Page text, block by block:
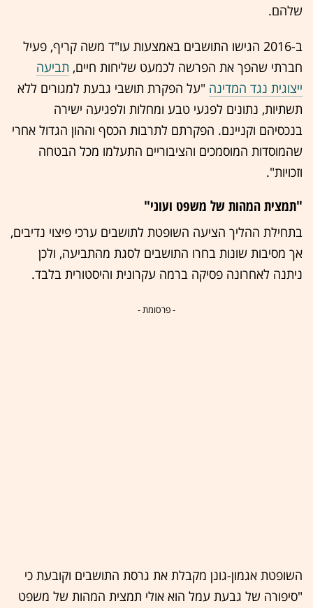
שלהם.
ב-2016 הגישו התושבים באמצעות עו"ד משה קריף, פעיל
חברתי שהפך את הפרשה לכמעט שליחות חיים, תביעה
ייצוגית נגד המדינה "על הפקרת תושבי גבעת למגורים ללא
תשתיות, נתונים לפגעי טבע ומחלות ולפגיעה ישירה
בנכסיהם וקניינם. הפקרתם לתרבות הכסף וההון הגדול אחרי
שהמוסדות המוסמכים והציבוריים התעלמו מכל הבטחה
וזכויות".
"תמצית המהות של משפט ועוני"
בתחילת ההליך הציעה השופטת לתושבים ערכי פיצוי נדיבים,
אך מסיבות שונות בחרו התושבים לסגת מהתביעה, ולכן
ניתנה לאחרונה פסיקה ברמה עקרונית והיסטורית בלבד.
- פרסומת -
השופטת אגמון-גונן מקבלת את גרסת התושבים וקובעת כי
"סיפורה של גבעת עמל הוא אולי תמצית המהות של משפט